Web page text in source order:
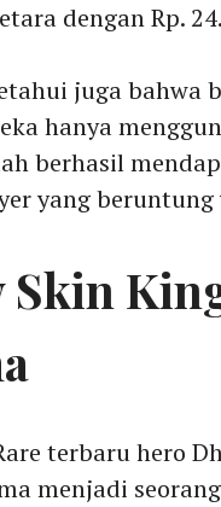
dengan Rp.
juga bahwa
hanya
berhasil
yang beruntung
Skin
terbaru hero
menjadi